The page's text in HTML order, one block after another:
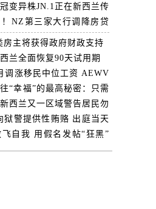
变异株JN.1正在新西兰传
！NZ第三家大行调降房贷
房主将获得政府财政支持
兰全面恢复90天试用期
调涨移民中位工资 AEWV
消
“幸福”的最高秘密：只需
西兰又一区域警告居民勿
狱警提供性贿赂 出庭当天
自我 用假名发帖“狂黑”